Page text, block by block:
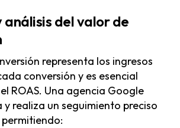
análisis del valor de
representa los ingresos
conversión y es esencial
ROAS. Una agencia Google
realiza un seguimiento preciso